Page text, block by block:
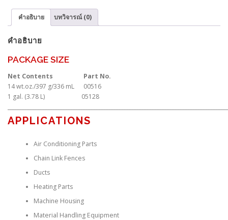
คำอธิบาย บทวิจารณ์ (0)
คำอธิบาย
PACKAGE SIZE
Net Contents Part No.
14 wt.oz./397 g/336 mL 00516
1 gal. (3.78 L) 05128
APPLICATIONS
Air Conditioning Parts
Chain Link Fences
Ducts
Heating Parts
Machine Housing
Material Handling Equipment